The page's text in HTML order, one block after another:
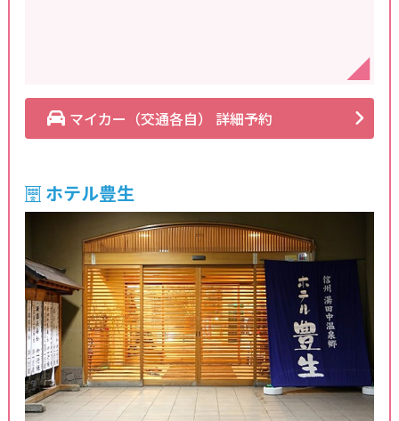
マイカー（交通各自） 詳細予約
ホテル豊生